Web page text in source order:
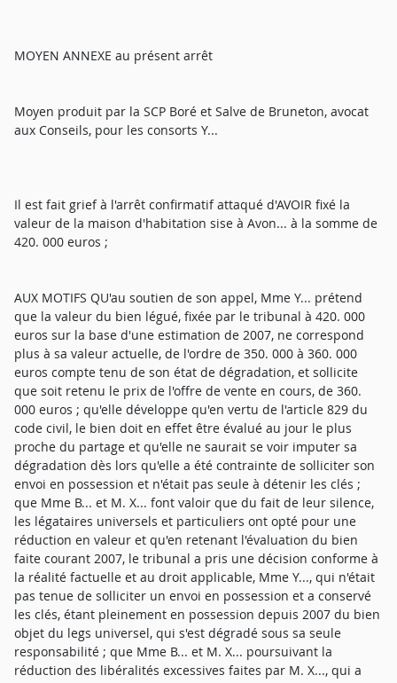
MOYEN ANNEXE au présent arrêt
Moyen produit par la SCP Boré et Salve de Bruneton, avocat
aux Conseils, pour les consorts Y...
Il est fait grief à l'arrêt confirmatif attaqué d'AVOIR fixé la
valeur de la maison d'habitation sise à Avon... à la somme de
420. 000 euros ;
AUX MOTIFS QU'au soutien de son appel, Mme Y... prétend
que la valeur du bien légué, fixée par le tribunal à 420. 000
euros sur la base d'une estimation de 2007, ne correspond
plus à sa valeur actuelle, de l'ordre de 350. 000 à 360. 000
euros compte tenu de son état de dégradation, et sollicite
que soit retenu le prix de l'offre de vente en cours, de 360.
000 euros ; qu'elle développe qu'en vertu de l'article 829 du
code civil, le bien doit en effet être évalué au jour le plus
proche du partage et qu'elle ne saurait se voir imputer sa
dégradation dès lors qu'elle a été contrainte de solliciter son
envoi en possession et n'était pas seule à détenir les clés ;
que Mme B... et M. X... font valoir que du fait de leur silence,
les légataires universels et particuliers ont opté pour une
réduction en valeur et qu'en retenant l'évaluation du bien
faite courant 2007, le tribunal a pris une décision conforme à
la réalité factuelle et au droit applicable, Mme Y..., qui n'était
pas tenue de solliciter un envoi en possession et a conservé
les clés, étant pleinement en possession depuis 2007 du bien
objet du legs universel, qui s'est dégradé sous sa seule
responsabilité ; que Mme B... et M. X... poursuivant la
réduction des libéralités excessives faites par M. X..., qui a